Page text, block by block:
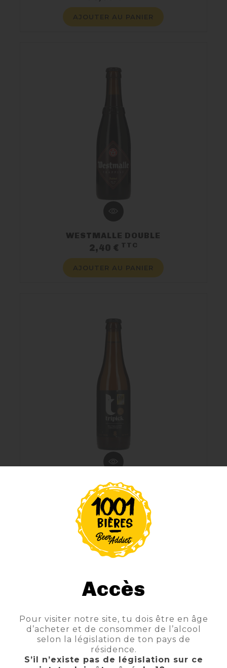
AJOUTER AU PANIER
WESTMALLE DOUBLE
2,40 € TTC
AJOUTER AU PANIER
TRIPICK 8 TRIPLE
3,70 € TTCPrix
AJOUTER AU PANIER
Accès
Pour visiter notre site, tu dois être en âge
d’acheter et de consommer de l’alcool
selon la législation de ton pays de
résidence.
S’il n’existe pas de législation sur ce